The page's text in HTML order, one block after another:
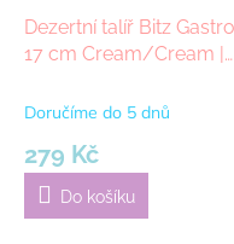
Dezertní talíř Bitz Gastro
17 cm Cream/Cream |
Doručíme do 5 dnů
279 Kč
Do košíku